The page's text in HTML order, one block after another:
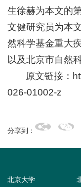
生徐赫为本文的
文健研究员为本
然科学基金重大
以及北京市自然
原文链接：
026-01002-z
分享到：
北京大学